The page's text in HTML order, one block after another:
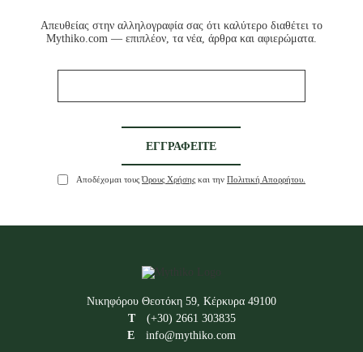
Απευθείας στην αλληλογραφία σας ότι καλύτερο διαθέτει το
Mythiko.com — επιπλέον, τα νέα, άρθρα και αφιερώματα.
Αποδέχομαι τουςΌρους Χρήσης και την Πολιτική Απορρήτου.
Νικηφόρου Θεοτόκη 59, Κέρκυρα 49100
Τ
(+30) 2661 303835
Ε
info@mythiko.com